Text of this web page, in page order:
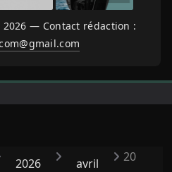
— Contact rédaction :
2026 avril 20